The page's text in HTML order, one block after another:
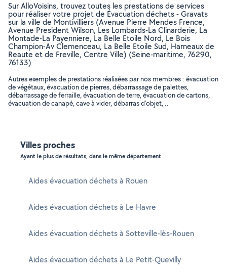
Sur AlloVoisins, trouvez toutes les prestations de services
pour réaliser votre projet de Évacuation déchets - Gravats
sur la ville de Montivilliers (Avenue Pierre Mendes Frence,
Avenue President Wilson, Les Lombards-La Clinarderie, La
Montade-La Payenniere, La Belle Etoile Nord, Le Bois
Champion-Av Clemenceau, La Belle Etoile Sud, Hameaux de
Reaute et de Freville, Centre Ville) (Seine-maritime, 76290,
76133)
Autres exemples de prestations réalisées par nos membres : évacuation
de végétaux, évacuation de pierres, débarrassage de palettes,
débarrassage de ferraille, évacuation de terre, évacuation de cartons,
évacuation de canapé, cave à vider, débarras d'objet, ..
Villes proches
Ayant le plus de résultats, dans le même département
Aides évacuation déchets à Rouen
Aides évacuation déchets à Le Havre
Aides évacuation déchets à Sotteville-lès-Rouen
Aides évacuation déchets à Le Petit-Quevilly